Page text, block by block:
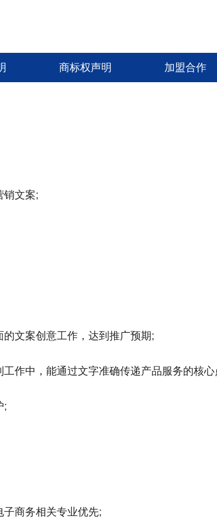
商标权声明 加盟合作
销文案;
文案创意工作，达到推广预期;
作中，能通过文字准确传递产品服务的核心
;
商务相关专业优先;